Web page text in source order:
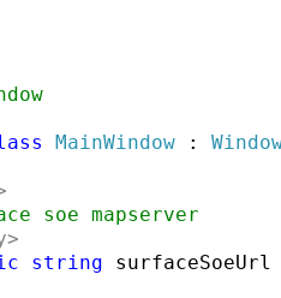
MainWindow :
soe mapserver
string